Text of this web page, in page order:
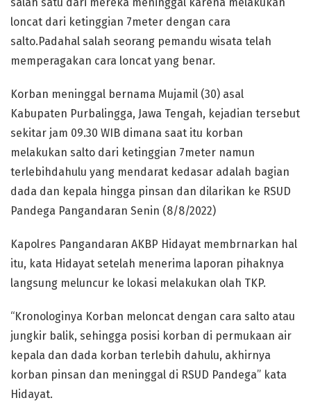
loncat dari ketinggian 7meter dengan cara
salto.Padahal salah seorang pemandu wisata telah
memperagakan cara loncat yang benar.
Korban meninggal bernama Mujamil (30) asal
Kabupaten Purbalingga, Jawa Tengah, kejadian tersebut
sekitar jam 09.30 WIB dimana saat itu korban
melakukan salto dari ketinggian 7meter namun
terlebihdahulu yang mendarat kedasar adalah bagian
dada dan kepala hingga pinsan dan dilarikan ke RSUD
Pandega Pangandaran Senin (8/8/2022)
Kapolres Pangandaran AKBP Hidayat membrnarkan hal
itu, kata Hidayat setelah menerima laporan pihaknya
langsung meluncur ke lokasi melakukan olah TKP.
“Kronologinya Korban meloncat dengan cara salto atau
jungkir balik, sehingga posisi korban di permukaan air
kepala dan dada korban terlebih dahulu, akhirnya
korban pinsan dan meninggal di RSUD Pandega” kata
Hidayat.